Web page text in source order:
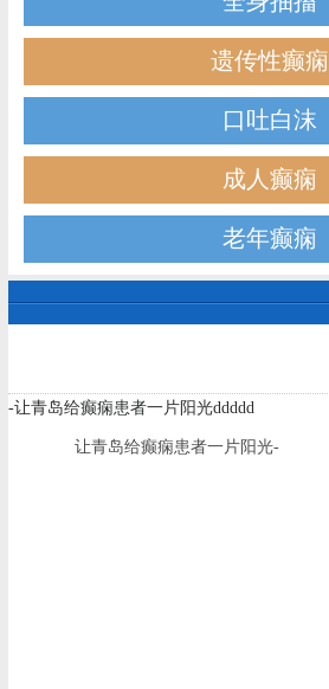
遗传性癫痫
口吐白沫
成人癫痫
老年癫痫
-让青岛给癫痫患者一片阳光ddddd
让青岛给癫痫患者一片阳光-